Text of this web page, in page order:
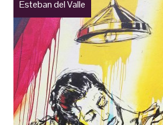
Esteban del Valle